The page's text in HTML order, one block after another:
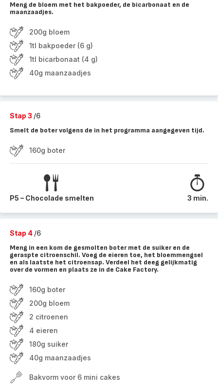
Meng de bloem met het bakpoeder, de bicarbonaat en de
maanzaadjes.
200g bloem
1tl bakpoeder (6 g)
1tl bicarbonaat (4 g)
40g maanzaadjes
Stap 3 /6
Smelt de boter volgens de in het programma aangegeven tijd.
160g boter
P5 – Chocolade smelten 3 min.
Stap 4 /6
Meng in een kom de gesmolten boter met de suiker en de
geraspte citroenschil. Voeg de eieren toe, het bloemmengsel
en als laatste het citroensap. Verdeel het deeg gelijkmatig
over de vormen en plaats ze in de Cake Factory.
160g boter
200g bloem
2 citroenen
4 eieren
180g suiker
40g maanzaadjes
Bakvorm voor 6 mini cakes